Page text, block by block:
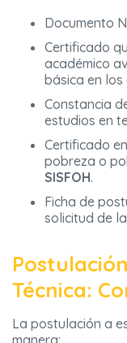
Documento
Certificado
académico
básica en
Constancia
estudios en
Certificado
pobreza o
SISFOH.
Ficha de
solicitud de
Técnica:
La postulación a